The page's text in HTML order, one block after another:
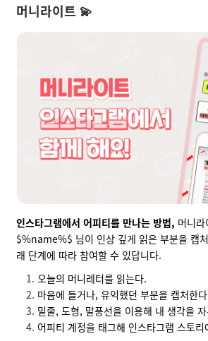
머니라이트 💫
인스타그램에서 어피티를 만나는 방법, 머니라
$%name%$ 님이 인상 깊게 읽은 부분을 캡
래 단계에 따라 참여할 수 있답니다.
오늘의 머니레터를 읽는다.
마음에 들거나, 유익했던 부분을 캡처한
밑줄, 도형, 말풍선을 이용해 내 생각을
어피티 계정을 태그해 인스타그램 스토